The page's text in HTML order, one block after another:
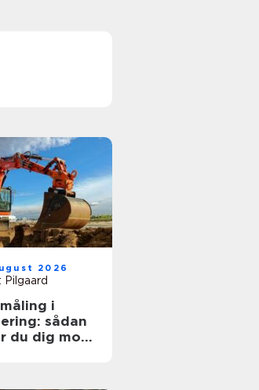
2026
Pilgaard
i
sådan
du dig mod